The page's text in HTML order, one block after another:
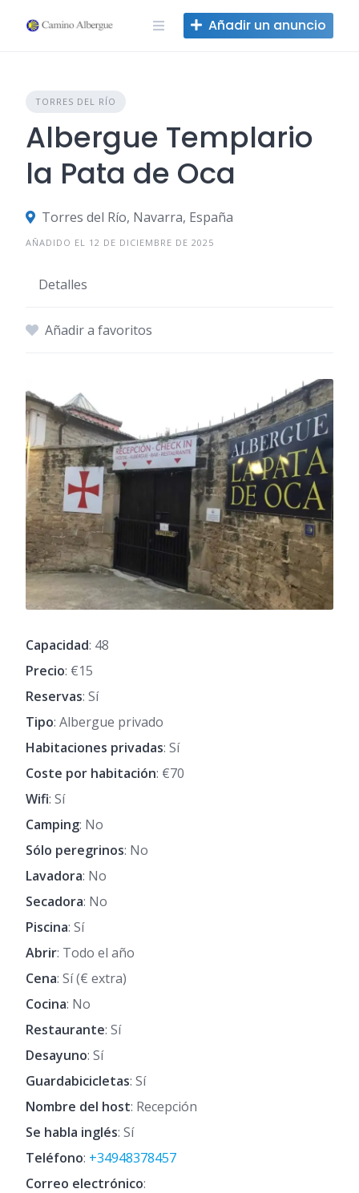
Añadir un anuncio
TORRES DEL RÍO
Albergue Templario
la Pata de Oca
Torres del Río, Navarra, España
AÑADIDO EL 12 DE DICIEMBRE DE 2025
Detalles
Añadir a favoritos
Capacidad: 48
Precio: €15
Reservas: Sí
Tipo: Albergue privado
Habitaciones privadas: Sí
Coste por habitación: €70
Wifi: Sí
Camping: No
Sólo peregrinos: No
Lavadora: No
Secadora: No
Piscina: Sí
Abrir: Todo el año
Cena: Sí (€ extra)
Cocina: No
Restaurante: Sí
Desayuno: Sí
Guardabicicletas: Sí
Nombre del host: Recepción
Se habla inglés: Sí
Teléfono: +34948378457
Correo electrónico: